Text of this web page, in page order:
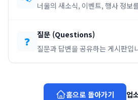
너울의 새소식, 이벤트, 행사 정보
❓ 질문 (Questions)
질문과 답변을 공유하는 게시판입
홈으로 돌아가기 업